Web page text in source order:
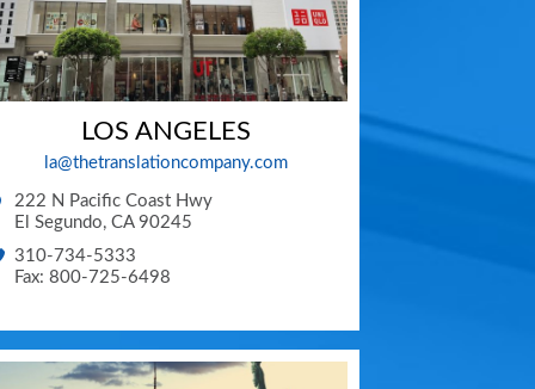
LOS ANGELES
la@thetranslationcompany.com
222 N Pacific Coast Hwy
El Segundo,CA 90245
310-734-5333
Fax: 800-725-6498